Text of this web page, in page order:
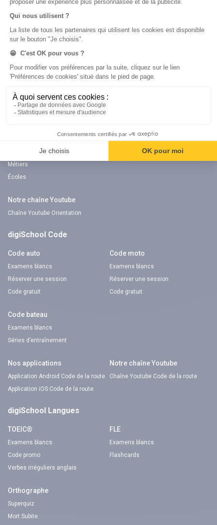
Brevet des collèges
Application Android Éducation
Chaîne Youtube Collège
digiSchool Orientation
Métiers
Écoles
Application Android Pitangoo
Application iOS Pitangoo
Notre chaîne Youtube
Chaîne Youtube Orientation
digiSchool Code
Code auto
Examens blancs
Réserver une session
Code gratuit
Code moto
Examens blancs
Réserver une session
Code gratuit
Code bateau
Examens blancs
Séries d’entraînement
Nos applications
Application Android Code de la route
Application iOS Code de la route
Notre chaîne Youtube
Chaîne Youtube Code de la route
digiSchool Langues
TOEIC®
Examens blancs
Code promo
Verbes irréguliers anglais
FLE
Examens blancs
Flashcards
Orthographe
Superquiz
Mort Subite